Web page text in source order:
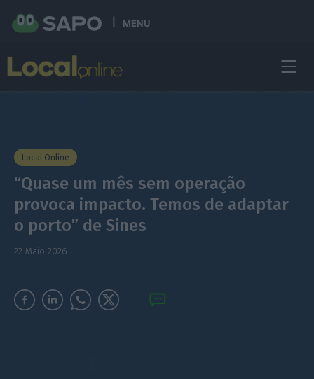
MENU
Local Online
“Quase um mês sem operação
provoca impacto. Temos de adaptar
o porto” de Sines
22 Maio 2026